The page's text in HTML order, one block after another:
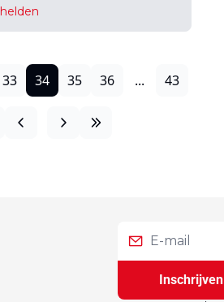
33 34 35 36 ... 43
Inschrijven